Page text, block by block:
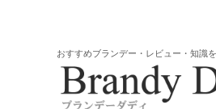
おすすめブランデー・レビュー・知識